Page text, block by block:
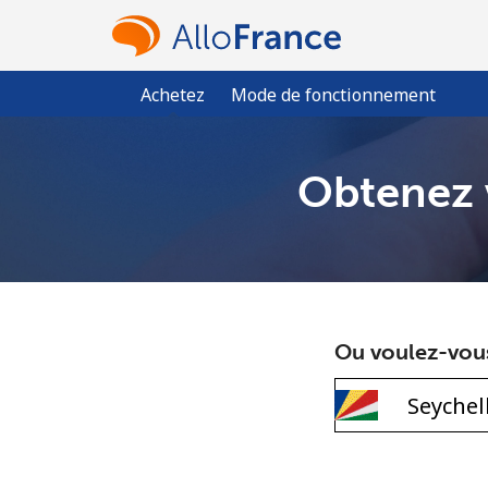
Achetez Mode de fonctionnement
Obtenez
Ou voulez-